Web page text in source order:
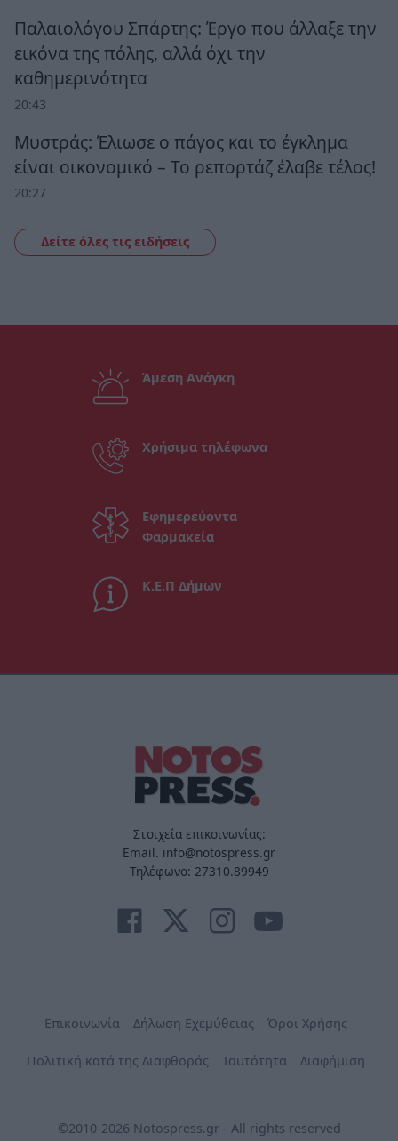
Παλαιολόγου Σπάρτης: Έργο που άλλαξε την
εικόνα της πόλης, αλλά όχι την
καθημερινότητα
20:43
Μυστράς: Έλιωσε ο πάγος και το έγκλημα
είναι οικονομικό – Το ρεπορτάζ έλαβε τέλος!
20:27
Δείτε όλες τις ειδήσεις
Άμεση Ανάγκη
Χρήσιμα τηλέφωνα
Εφημερεύοντα
Φαρμακεία
Κ.Ε.Π Δήμων
Στοιχεία επικοινωνίας:
Email. info@notospress.gr
Τηλέφωνο: 27310.89949
Επικοινωνία Δήλωση Εχεμύθειας Όροι Χρήσης
Πολιτική κατά της Διαφθοράς Ταυτότητα Διαφήμιση
©2010-2026 Notospress.gr - All rights reserved